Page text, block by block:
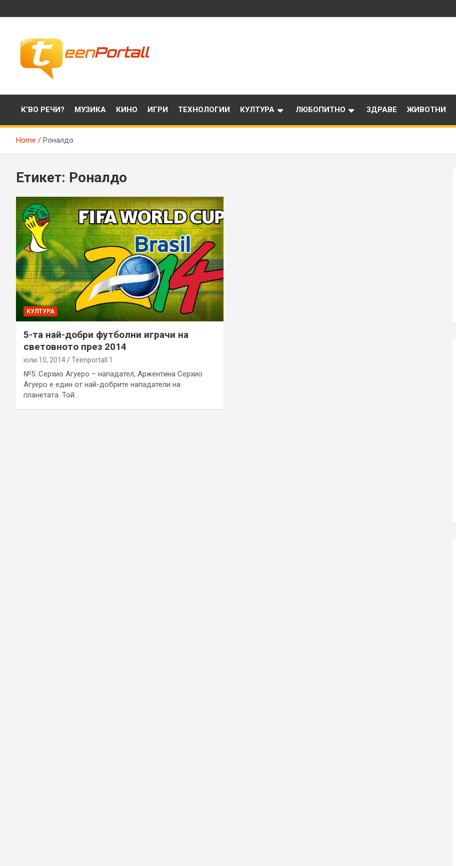
to
TeenPortall
К’ВО РЕЧИ? МУЗИКА КИНО ИГРИ ТЕХНОЛОГИИ КУЛТУРА ЛЮБОПИТНО ЗДРАВЕ ЖИВОТНИ
Home Роналдо
Етикет: Роналдо
КУЛТУРА
5-та най-добри футболни играчи на
световното през 2014
юли 10, 2014 Teenportall 1
№5: Серхио Агуеро – нападател, Аржентина Серхио
Агуеро е един от най-добрите нападатели на
планетата. Той…